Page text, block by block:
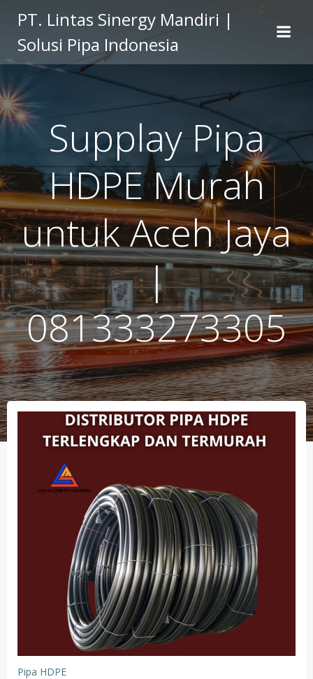
to
content
PT. Lintas Sinergy Mandiri |
Solusi Pipa Indonesia
Supplay Pipa
HDPE Murah
untuk Aceh Jaya
|
081333273305
Pipa HDPE